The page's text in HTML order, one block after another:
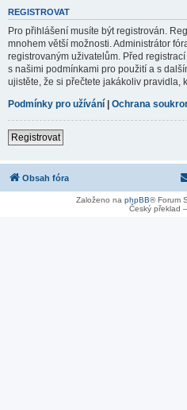
REGISTROVAT
Pro přihlášení musíte být registrován.
mnohem větší možnosti. Administrátor
registrovaným uživatelům. Před
s našimi podmínkami pro použití a s
ujistěte, že si přečtete jakákoliv pravidla,
Podmínky pro užívání | Ochrana
Registrovat
Obsah fóra
Založeno na phpBB® Forum
Český překlad –